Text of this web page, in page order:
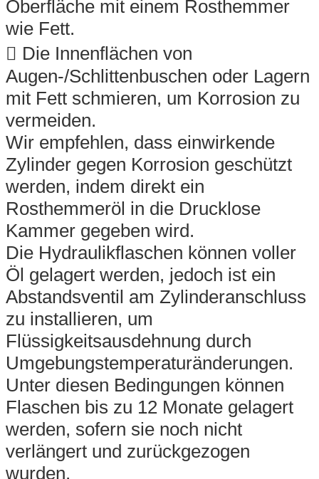
Oberfläche mit einem Rosthemmer
wie Fett.
 Die Innenflächen von
Augen-/Schlittenbuschen oder Lagern
mit Fett schmieren, um Korrosion zu
vermeiden.
Wir empfehlen, dass einwirkende
Zylinder gegen Korrosion geschützt
werden, indem direkt ein
Rosthemmeröl in die Drucklose
Kammer gegeben wird.
Die Hydraulikflaschen können voller
Öl gelagert werden, jedoch ist ein
Abstandsventil am Zylinderanschluss
zu installieren, um
Flüssigkeitsausdehnung durch
Umgebungstemperaturänderungen.
Unter diesen Bedingungen können
Flaschen bis zu 12 Monate gelagert
werden, sofern sie noch nicht
verlängert und zurückgezogen
wurden.